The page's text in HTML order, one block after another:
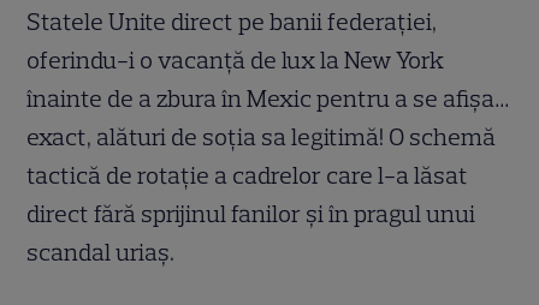
Statele Unite direct pe banii federației,
oferindu-i o vacanță de lux la New York
înainte de a zbura în Mexic pentru a se afișa…
exact, alături de soția sa legitimă! O schemă
tactică de rotație a cadrelor care l-a lăsat
direct fără sprijinul fanilor și în pragul unui
scandal uriaș.